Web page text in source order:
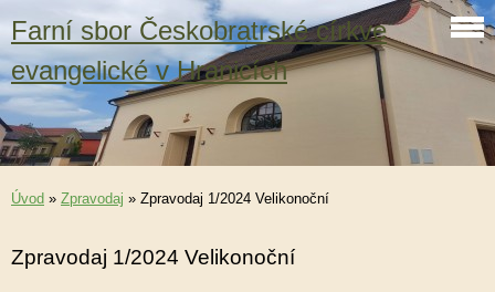
Farní sbor Českobratrské církve
evangelické v Hranicích
Úvod » Zpravodaj » Zpravodaj 1/2024 Velikonoční
Zpravodaj 1/2024 Velikonoční